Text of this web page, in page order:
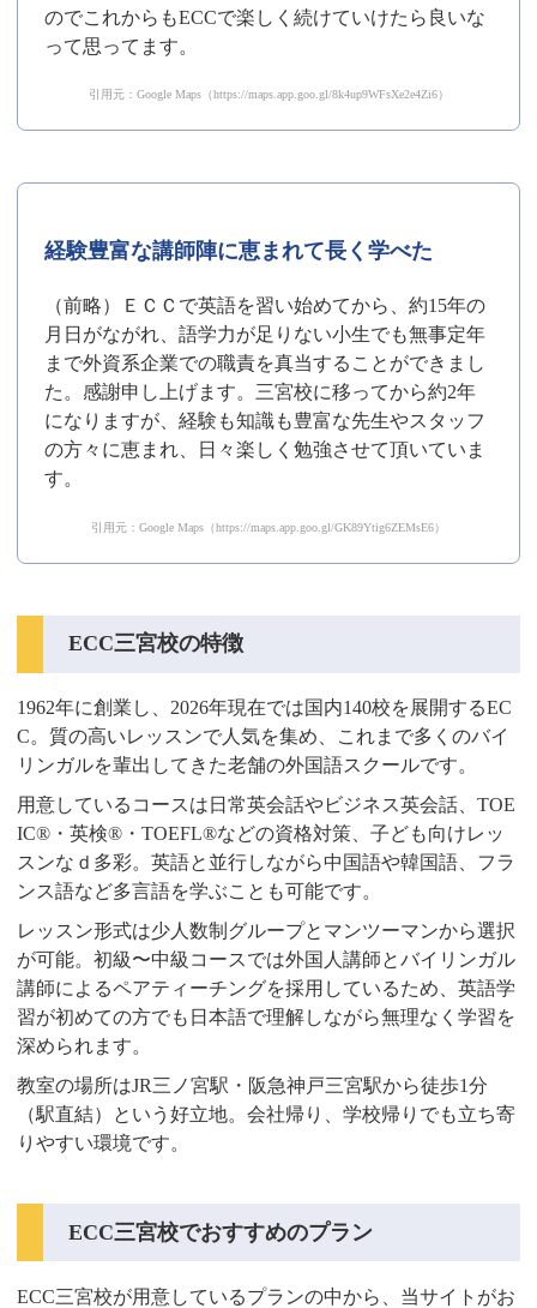
のでこれからもECCで楽しく続けていけたら良いな
って思ってます。
引用元：Google Maps（https://maps.app.goo.gl/8k4up9WFsXe2e4Zi6）
経験豊富な講師陣に恵まれて長く学べた
（前略）ＥＣＣで英語を習い始めてから、約15年の
月日がながれ、語学力が足りない小生でも無事定年
まで外資系企業での職責を真当することができまし
た。感謝申し上げます。三宮校に移ってから約2年
になりますが、経験も知識も豊富な先生やスタッフ
の方々に恵まれ、日々楽しく勉強させて頂いていま
す。
引用元：Google Maps（https://maps.app.goo.gl/GK89Ytig6ZEMsE6）
ECC三宮校の特徴
1962年に創業し、2026年現在では国内140校を展開するEC
C。質の高いレッスンで人気を集め、これまで多くのバイ
リンガルを輩出してきた老舗の外国語スクールです。
用意しているコースは日常英会話やビジネス英会話、TOE
IC®・英検®・TOEFL®などの資格対策、子ども向けレッ
スンなｄ多彩。英語と並行しながら中国語や韓国語、フラ
ンス語など多言語を学ぶことも可能です。
レッスン形式は少人数制グループとマンツーマンから選択
が可能。初級〜中級コースでは外国人講師とバイリンガル
講師によるペアティーチングを採用しているため、英語学
習が初めての方でも日本語で理解しながら無理なく学習を
深められます。
教室の場所はJR三ノ宮駅・阪急神戸三宮駅から徒歩1分
（駅直結）という好立地。会社帰り、学校帰りでも立ち寄
りやすい環境です。
ECC三宮校でおすすめのプラン
ECC三宮校が用意しているプランの中から、当サイトがお